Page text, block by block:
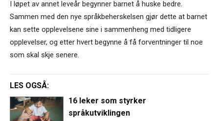
I løpet av annet leveår begynner barnet å huske bedre.
Sammen med den nye språkbeherskelsen gjør dette at barnet
kan sette opplevelsene sine i sammenheng med tidligere
opplevelser, og etter hvert begynne å få forventninger til noe
som skal skje senere.
LES OGSÅ:
16 leker som styrker
språkutviklingen